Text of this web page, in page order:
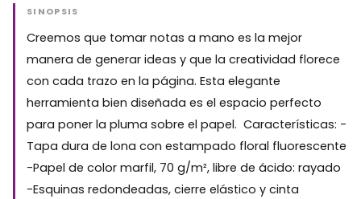
SINOPSIS
Creemos que tomar notas a mano es la mejor
manera de generar ideas y que la creatividad florece
con cada trazo en la página. Esta elegante
herramienta bien diseñada es el espacio perfecto
para poner la pluma sobre el papel. Características: -
Tapa dura de lona con estampado floral fluorescente
-Papel de color marfil, 70 g/m², libre de ácido: rayado
-Esquinas redondeadas, cierre elástico y cinta